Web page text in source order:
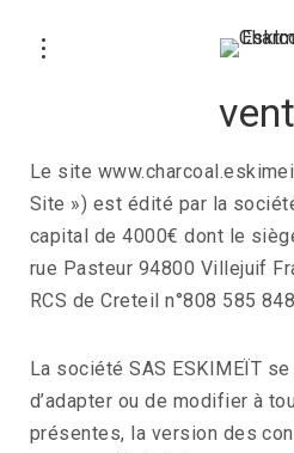
Conditions
Le site
Site ») est édité par la
capital de 4000€ dont le
rue Pasteur 94800 Villejuif
RCS de Creteil n°808 585
La société SAS ESKIMEÏT
d’adapter ou de modifier à
présentes, la version des